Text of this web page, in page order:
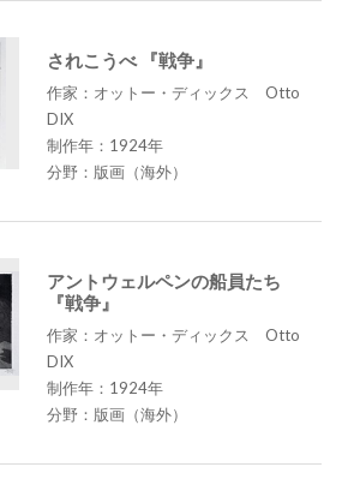
されこうべ 『戦争』
作家：オットー・ディックス Otto
DIX
制作年：1924年
分野：版画（海外）
アントウェルペンの船員たち
『戦争』
作家：オットー・ディックス Otto
DIX
制作年：1924年
分野：版画（海外）